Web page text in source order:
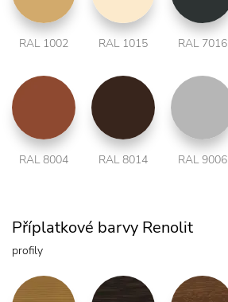
RAL 1002 RAL 1015 RAL 7016
RAL 8004 RAL 8014 RAL 9006
Příplatkové barvy Renolit
profily